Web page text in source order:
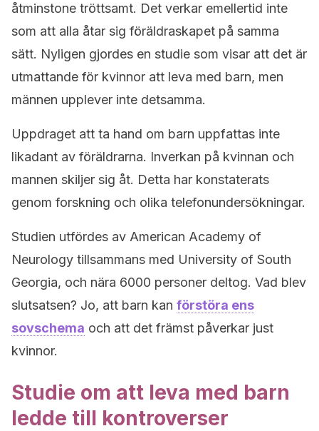
åtminstone tröttsamt. Det verkar emellertid inte
som att alla åtar sig föräldraskapet på samma
sätt. Nyligen gjordes en studie som visar att det är
utmattande för kvinnor att leva med barn, men
männen upplever inte detsamma.
Uppdraget att ta hand om barn uppfattas inte
likadant av föräldrarna. Inverkan på kvinnan och
mannen skiljer sig åt. Detta har konstaterats
genom forskning och olika telefonundersökningar.
Studien utfördes av American Academy of
Neurology tillsammans med University of South
Georgia, och nära 6000 personer deltog. Vad blev
slutsatsen? Jo, att barn kan förstöra ens
sovschema och att det främst påverkar just
kvinnor.
Studie om att leva med barn
ledde till kontroverser